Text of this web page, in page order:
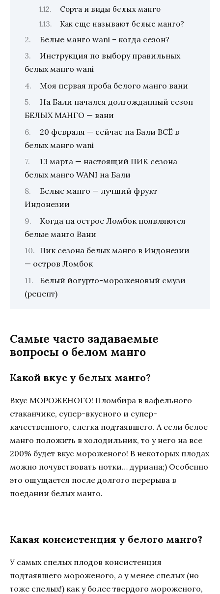
Сорта и виды белых манго
Как еще называют белые манго?
Белые манго wani – когда сезон?
Инструкция по выбору правильных
белых манго wani
Моя первая проба белого манго вани
На Бали начался долгожданный сезон
БЕЛЫХ МАНГО — вани
20 февраля — сейчас на Бали ВСЁ в
белых манго wani
13 марта — настоящий ПИК сезона
белых манго WANI на Бали
Белые манго — лучший фрукт
Индонезии
Когда на острое Ломбок появляются
белые манго Вани
Пик сезона белых манго в Индонезии
— остров Ломбок
Белый йогурто-мороженовый смузи
(рецепт)
Самые часто задаваемые
вопросы о белом манго
Какой вкус у белых манго?
Вкус МОРОЖЕНОГО! Пломбира в вафельного
стаканчике, супер-вкусного и супер-
качественного, слегка подтаявшего. А если белое
манго положить в холодильник, то у него на все
200% будет вкус мороженого! В некоторых плодах
можно почувствовать нотки… дуриана;) Особенно
это ощущается после долгого перерыва в
поедании белых манго.
Какая консистенция у белого манго?
У самых спелых плодов консистенция
подтаявшего мороженого, а у менее спелых (но
тоже спелых!) как у более твердого мороженого,